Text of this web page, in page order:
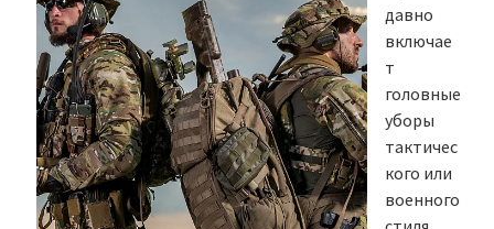
давно
включае
т
головные
уборы
тактичес
кого или
военного